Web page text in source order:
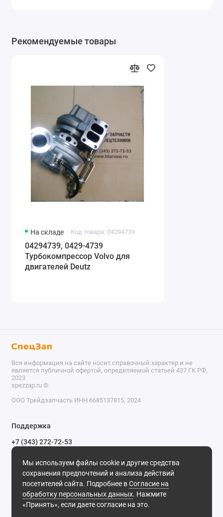
Рекомендуемые товары
На складе Код товара: 04294739
04294739, 0429-4739
Турбокомпрессор Volvo для
двигателей Deutz
Мы используем файлы cookie и другие средства
сохранения предпочтений и анализа действий
посетителей сайта. Подробнее вСогласие на
обработку персональных данных. Нажмите
«Принять», если даете согласие на это.
Вся информация на сайте носит справочный характер и не
является публичной офертой, определяемой статьей 437 ГК РФ,
2023
spezzap.ru ©️
ООО Трейдзапчасть ИНН 6685137815, 2024
Поддержка
+7 (343) 272-72-53
Обратный звонок
620030, г. Екатеринбург, ул. Карьерная, д. 14, оф. 14.
Мы в сети